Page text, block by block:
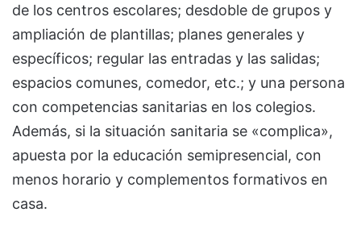
de los centros escolares; desdoble de grupos y
ampliación de plantillas; planes generales y
específicos; regular las entradas y las salidas;
espacios comunes, comedor, etc.; y una persona
con competencias sanitarias en los colegios.
Además, si la situación sanitaria se «complica»,
apuesta por la educación semipresencial, con
menos horario y complementos formativos en
casa.